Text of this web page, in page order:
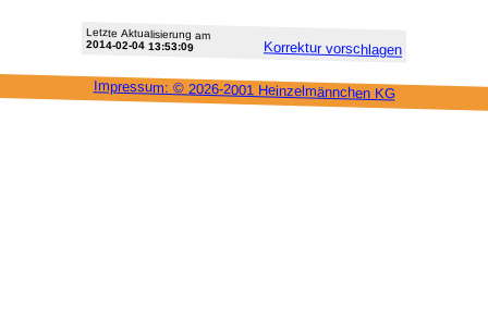
Letzte Aktu­alisie­rung am
2014-02-04 13:53:09 Korrektur vor­schlagen
Impressum: © 2026-2001 Heinzel­männchen KG